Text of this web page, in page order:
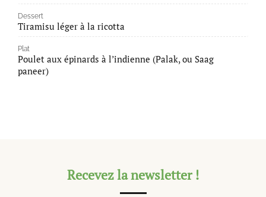
Dessert
Tiramisu léger à la ricotta
Plat
Poulet aux épinards à l’indienne (Palak, ou Saag
paneer)
Recevez la newsletter !